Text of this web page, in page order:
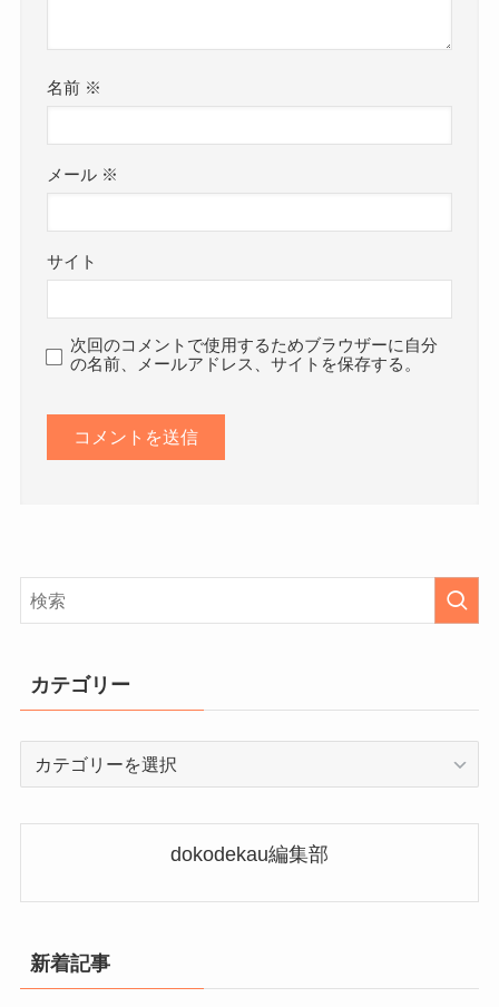
名前 ※
メール ※
サイト
次回のコメントで使用するためブラウザーに自分
の名前、メールアドレス、サイトを保存する。
カテゴリー
dokodekau編集部
新着記事